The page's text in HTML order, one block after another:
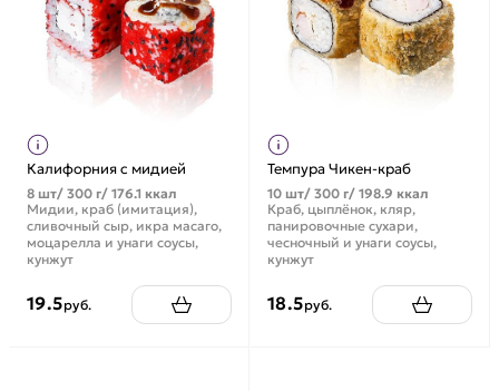
Калифорния с мидией
8 шт/ 300 г/ 176.1 ккал
Мидии, краб (имитация),
сливочный сыр, икра масаго,
моцарелла и унаги соусы,
кунжут
19.5руб.
Темпура Чикен-краб
10 шт/ 300 г/ 198.9 ккал
Краб, цыплёнок, кляр,
панировочные сухари,
чесночный и унаги соусы,
кунжут
18.5руб.